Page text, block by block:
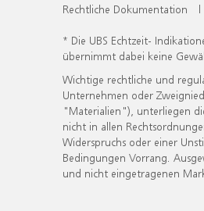
Rechtliche Dokumentation |
* Die UBS Echtzeit-
übernimmt dabei keine
Wichtige rechtliche und
Unternehmen oder
"Materialien"), unterliegen
nicht in allen
Widerspruchs oder einer
Bedingungen Vorrang.
und nicht eingetragenen